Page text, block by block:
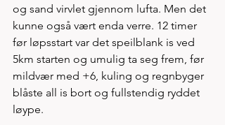
og sand virvlet gjennom lufta. Men det
kunne også vært enda verre. 12 timer
før løpsstart var det speilblank is ved
5km starten og umulig ta seg frem, før
mildvær med +6, kuling og regnbyger
blåste all is bort og fullstendig ryddet
løype.